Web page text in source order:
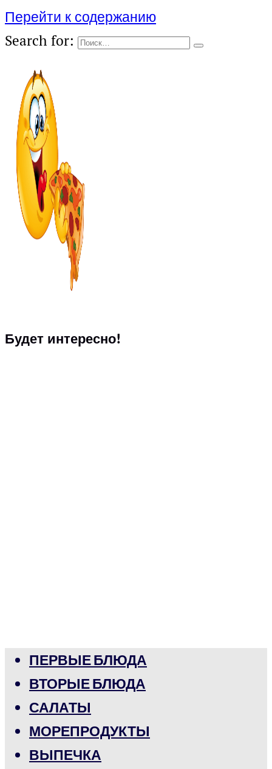
Перейти к содержанию
Search for:
Будет интересно!
ПЕРВЫЕ БЛЮДА
ВТОРЫЕ БЛЮДА
САЛАТЫ
МОРЕПРОДУКТЫ
ВЫПЕЧКА